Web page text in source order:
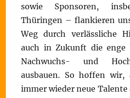
sowie Sponsoren,
Thüringen – flankieren
Weg durch verlässliche
auch in Zukunft die enge
Nachwuchs- und
ausbauen. So hoffen
immer wieder neue Talente